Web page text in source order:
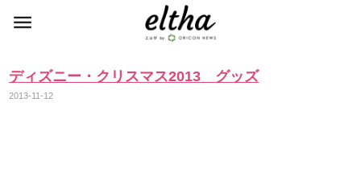
ディズニー・クリスマス2013 グッズ
2013-11-12